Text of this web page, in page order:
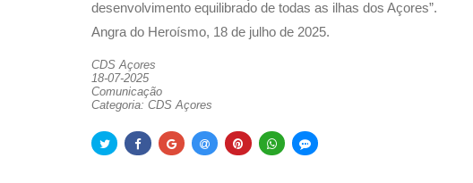
desenvolvimento equilibrado de todas as ilhas dos Açores”.
Angra do Heroísmo, 18 de julho de 2025.
CDS Açores
18-07-2025
Comunicação
Categoria: CDS Açores